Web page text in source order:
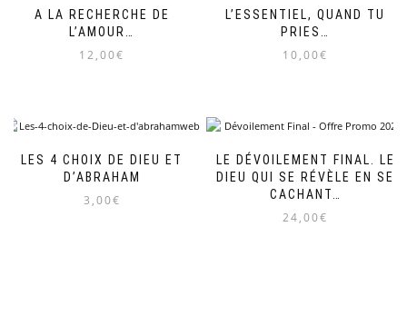
A LA RECHERCHE DE
L’AMOUR…
12,00€
L’ESSENTIEL, QUAND TU
PRIES…
10,00€
LES 4 CHOIX DE DIEU ET
D’ABRAHAM
3,00€
LE DÉVOILEMENT FINAL. LE
DIEU QUI SE RÉVÈLE EN SE
CACHANT…
24,00€